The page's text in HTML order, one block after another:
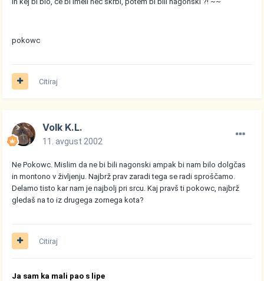
pokowc
Citiraj
Volk K.L.
11. avgust 2002
Ne Pokowc. Mislim da ne bi bili nagonski ampak bi nam bilo dolgčas
in montono v življenju. Najbrž prav zaradi tega se radi sproščamo.
Delamo tisto kar nam je najbolj pri srcu. Kaj pravš ti pokowc, najbrž
gledaš na to iz drugega zornega kota?
Citiraj
Ja sam ka mali pao s lipe